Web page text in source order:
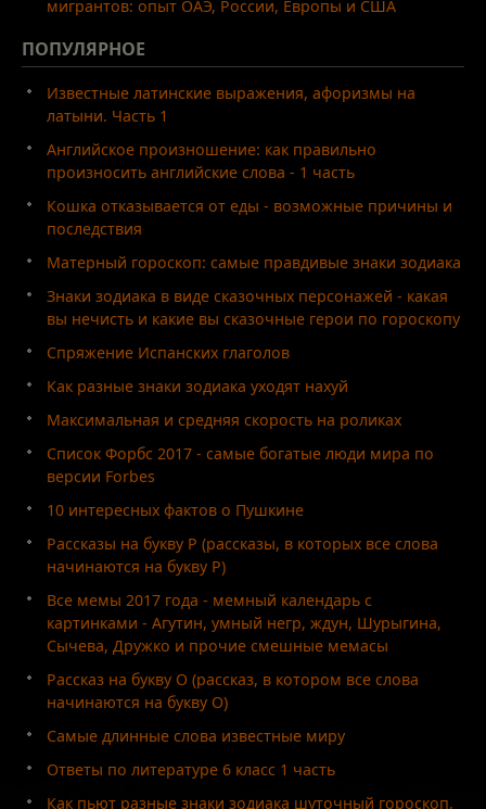
мигрантов: опыт ОАЭ, России, Европы и США
ПОПУЛЯРНОЕ
Известные латинские выражения, афоризмы на
латыни. Часть 1
Английское произношение: как правильно
произносить английские слова - 1 часть
Кошка отказывается от еды - возможные причины и
последствия
Матерный гороскоп: самые правдивые знаки зодиака
Знаки зодиака в виде сказочных персонажей - какая
вы нечисть и какие вы сказочные герои по гороскопу
Спряжение Испанских глаголов
Как разные знаки зодиака уходят нахуй
Максимальная и средняя скорость на роликах
Список Форбс 2017 - самые богатые люди мира по
версии Forbes
10 интересных фактов о Пушкине
Рассказы на букву Р (рассказы, в которых все слова
начинаются на букву Р)
Все мемы 2017 года - мемный календарь с
картинками - Агутин, умный негр, ждун, Шурыгина,
Сычева, Дружко и прочие смешные мемасы
Рассказ на букву О (рассказ, в котором все слова
начинаются на букву О)
Самые длинные слова известные миру
Ответы по литературе 6 класс 1 часть
Как пьют разные знаки зодиака шуточный гороскоп,